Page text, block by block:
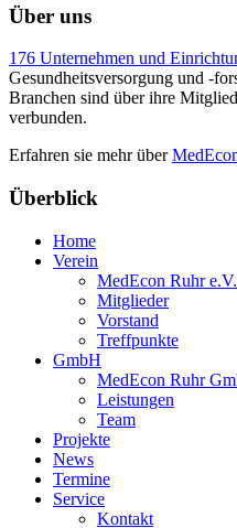
Über uns
176 Unternehmen und
Gesundheitsversorgung und -
Branchen sind über ihre
verbunden.
Erfahren sie mehr über
Überblick
Home
Verein
MedEcon Ruhr e.V.
Mitglieder
Vorstand
Treffpunkte
GmbH
MedEcon Ruhr
Leistungen
Team
Projekte
News
Termine
Service
Kontakt